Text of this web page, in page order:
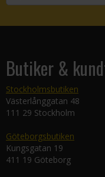
Butiker &
Stockholmsbutiken
Västerlånggatan 48
111 29 Stockholm
Göteborgsbutiken
Kungsgatan 19
411 19 Göteborg